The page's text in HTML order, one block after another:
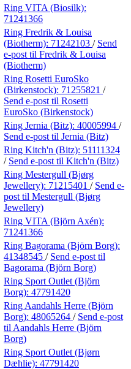
Ring VITA (Biosilk):
71241366
Ring Fredrik & Louisa
(Biotherm): 71242103 / Send
e-post til Fredrik & Louisa
(Biotherm)
Ring Rosetti EuroSko
(Birkenstock): 71255821 /
Send e-post til Rosetti
EuroSko (Birkenstock)
Ring Jernia (Bitz): 40005994 /
Send e-post til Jernia (Bitz)
Ring Kitch'n (Bitz): 51111324
/ Send e-post til Kitch'n (Bitz)
Ring Mestergull (Bjørg
Jewellery): 71215401 / Send e-
post til Mestergull (Bjørg
Jewellery)
Ring VITA (Björn Axén):
71241366
Ring Bagorama (Björn Borg):
41348545 / Send e-post til
Bagorama (Björn Borg)
Ring Sport Outlet (Björn
Borg): 47791420
Ring Aandahls Herre (Björn
Borg): 48065264 / Send e-post
til Aandahls Herre (Björn
Borg)
Ring Sport Outlet (Bjørn
Dæhlie): 47791420